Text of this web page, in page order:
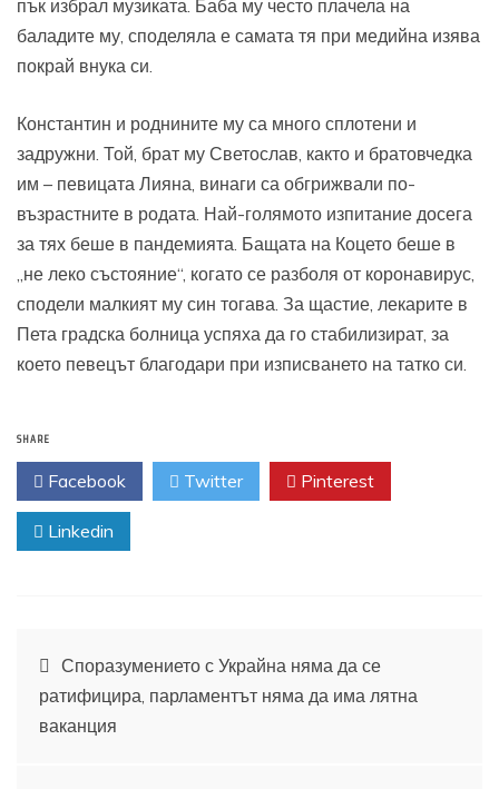
пък избрал музиката. Баба му често плачела на
баладите му, споделяла е самата тя при медийна изява
покрай внука си.
Константин и роднините му са много сплотени и
задружни. Той, брат му Светослав, както и братовчедка
им – певицата Лияна, винаги са обгрижвали по-
възрастните в родата. Най-голямото изпитание досега
за тях беше в пандемията. Бащата на Коцето беше в
„не леко състояние“, когато се разболя от коронавирус,
сподели малкият му син тогава. За щастие, лекарите в
Пета градска болница успяха да го стабилизират, за
което певецът благодари при изписването на татко си.
SHARE
Facebook Twitter Pinterest
Linkedin
Навигация
Споразумението с Украйна няма да се
ратифицира, парламентът няма да има лятна
ваканция